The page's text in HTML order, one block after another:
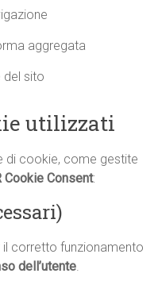
aggregata
del sito
utilizzati
di cookie, come gestite
Cookie Consent:
corretto funzionamento
dell’utente.